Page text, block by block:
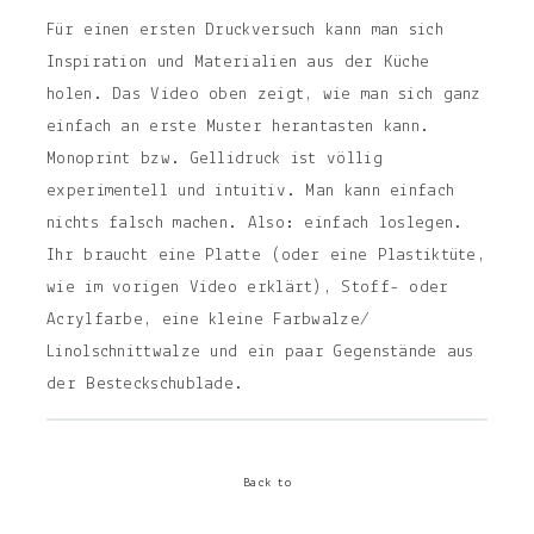
Für einen ersten Druckversuch kann man sich
Inspiration und Materialien aus der Küche
holen. Das Video oben zeigt, wie man sich ganz
einfach an erste Muster herantasten kann.
Monoprint bzw. Gellidruck ist völlig
experimentell und intuitiv. Man kann einfach
nichts falsch machen. Also: einfach loslegen.
Ihr braucht eine Platte (oder eine Plastiktüte,
wie im vorigen Video erklärt), Stoff- oder
Acrylfarbe, eine kleine Farbwalze/
Linolschnittwalze und ein paar Gegenstände aus
der Besteckschublade.
Back to